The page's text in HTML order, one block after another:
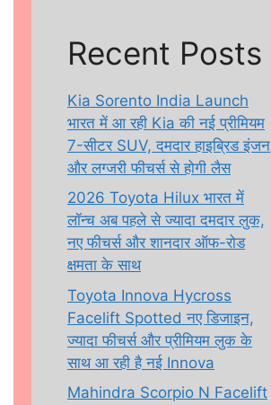
Recent Posts
Kia Sorento India Launch
भारत में आ रही Kia की नई प्रीमियम
7-सीटर SUV, दमदार हाइब्रिड इंजन
और लग्जरी फीचर्स से होगी लैस
2026 Toyota Hilux भारत में
लॉन्च अब पहले से ज्यादा दमदार लुक,
नए फीचर्स और शानदार ऑफ-रोड
क्षमता के साथ
Toyota Innova Hycross
Facelift Spotted नए डिजाइन,
ज्यादा फीचर्स और प्रीमियम लुक के
साथ आ रही है नई Innova
Mahindra Scorpio N Facelift